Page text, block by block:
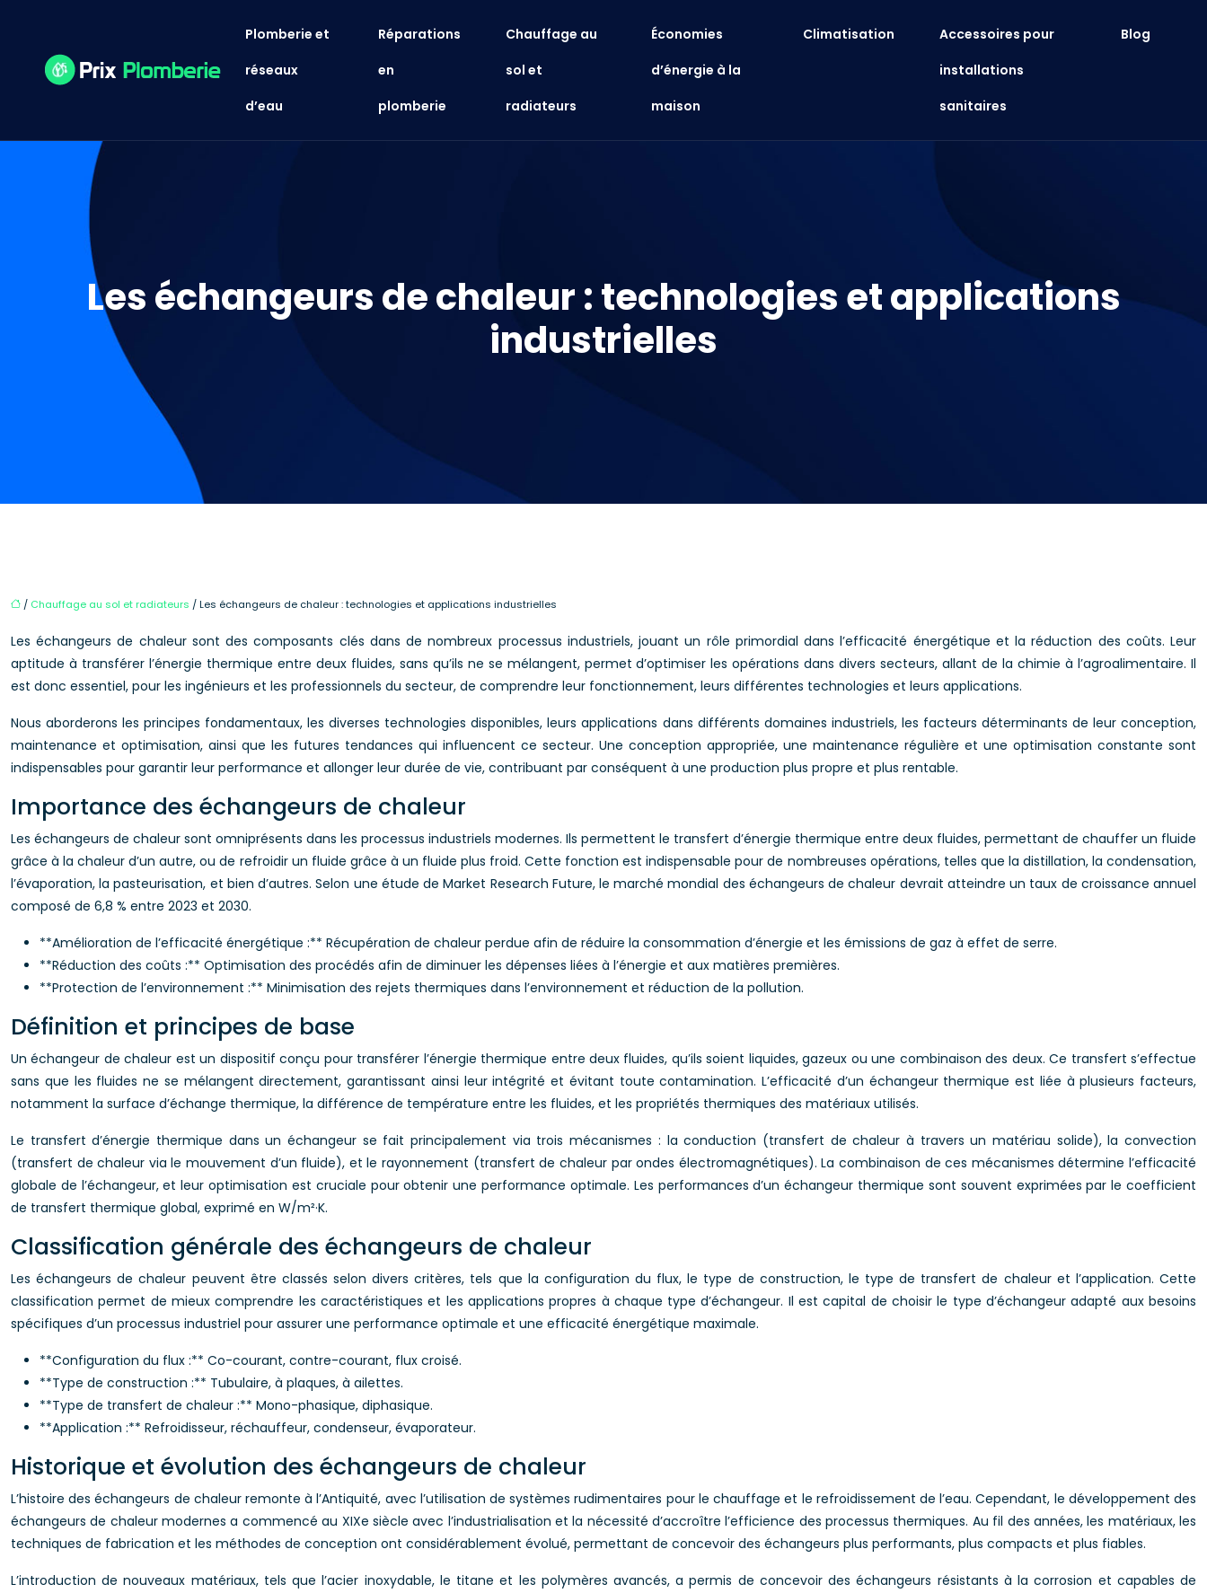
Plomberie et
réseaux
d’eau
Réparations
en
plomberie
Chauffage au
sol et
radiateurs
Économies
d’énergie à la
maison
Climatisation
Accessoires pour
installations
sanitaires
Blog
Les échangeurs de chaleur : technologies et applications
industrielles
/ Chauffage au sol et radiateurs / Les échangeurs de chaleur : technologies et applications industrielles
Les échangeurs de chaleur sont des composants clés dans de nombreux processus industriels, jouant un rôle primordial dans l’efficacité énergétique et la réduction des coûts. Leur
aptitude à transférer l’énergie thermique entre deux fluides, sans qu’ils ne se mélangent, permet d’optimiser les opérations dans divers secteurs, allant de la chimie à l’agroalimentaire. Il
est donc essentiel, pour les ingénieurs et les professionnels du secteur, de comprendre leur fonctionnement, leurs différentes technologies et leurs applications.
Nous aborderons les principes fondamentaux, les diverses technologies disponibles, leurs applications dans différents domaines industriels, les facteurs déterminants de leur conception,
maintenance et optimisation, ainsi que les futures tendances qui influencent ce secteur. Une conception appropriée, une maintenance régulière et une optimisation constante sont
indispensables pour garantir leur performance et allonger leur durée de vie, contribuant par conséquent à une production plus propre et plus rentable.
Importance des échangeurs de chaleur
Les échangeurs de chaleur sont omniprésents dans les processus industriels modernes. Ils permettent le transfert d’énergie thermique entre deux fluides, permettant de chauffer un fluide
grâce à la chaleur d’un autre, ou de refroidir un fluide grâce à un fluide plus froid. Cette fonction est indispensable pour de nombreuses opérations, telles que la distillation, la condensation,
l’évaporation, la pasteurisation, et bien d’autres. Selon une étude de Market Research Future, le marché mondial des échangeurs de chaleur devrait atteindre un taux de croissance annuel
composé de 6,8 % entre 2023 et 2030.
**Amélioration de l’efficacité énergétique :** Récupération de chaleur perdue afin de réduire la consommation d’énergie et les émissions de gaz à effet de serre.
**Réduction des coûts :** Optimisation des procédés afin de diminuer les dépenses liées à l’énergie et aux matières premières.
**Protection de l’environnement :** Minimisation des rejets thermiques dans l’environnement et réduction de la pollution.
Définition et principes de base
Un échangeur de chaleur est un dispositif conçu pour transférer l’énergie thermique entre deux fluides, qu’ils soient liquides, gazeux ou une combinaison des deux. Ce transfert s’effectue
sans que les fluides ne se mélangent directement, garantissant ainsi leur intégrité et évitant toute contamination. L’efficacité d’un échangeur thermique est liée à plusieurs facteurs,
notamment la surface d’échange thermique, la différence de température entre les fluides, et les propriétés thermiques des matériaux utilisés.
Le transfert d’énergie thermique dans un échangeur se fait principalement via trois mécanismes : la conduction (transfert de chaleur à travers un matériau solide), la convection
(transfert de chaleur via le mouvement d’un fluide), et le rayonnement (transfert de chaleur par ondes électromagnétiques). La combinaison de ces mécanismes détermine l’efficacité
globale de l’échangeur, et leur optimisation est cruciale pour obtenir une performance optimale. Les performances d’un échangeur thermique sont souvent exprimées par le coefficient
de transfert thermique global, exprimé en W/m²·K.
Classification générale des échangeurs de chaleur
Les échangeurs de chaleur peuvent être classés selon divers critères, tels que la configuration du flux, le type de construction, le type de transfert de chaleur et l’application. Cette
classification permet de mieux comprendre les caractéristiques et les applications propres à chaque type d’échangeur. Il est capital de choisir le type d’échangeur adapté aux besoins
spécifiques d’un processus industriel pour assurer une performance optimale et une efficacité énergétique maximale.
**Configuration du flux :** Co-courant, contre-courant, flux croisé.
**Type de construction :** Tubulaire, à plaques, à ailettes.
**Type de transfert de chaleur :** Mono-phasique, diphasique.
**Application :** Refroidisseur, réchauffeur, condenseur, évaporateur.
Historique et évolution des échangeurs de chaleur
L’histoire des échangeurs de chaleur remonte à l’Antiquité, avec l’utilisation de systèmes rudimentaires pour le chauffage et le refroidissement de l’eau. Cependant, le développement des
échangeurs de chaleur modernes a commencé au XIXe siècle avec l’industrialisation et la nécessité d’accroître l’efficience des processus thermiques. Au fil des années, les matériaux, les
techniques de fabrication et les méthodes de conception ont considérablement évolué, permettant de concevoir des échangeurs plus performants, plus compacts et plus fiables.
L’introduction de nouveaux matériaux, tels que l’acier inoxydable, le titane et les polymères avancés, a permis de concevoir des échangeurs résistants à la corrosion et capables de